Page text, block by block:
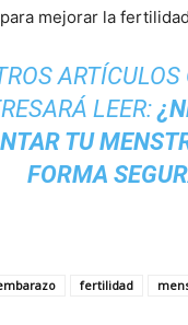
mejorar la
ARTÍCULOS
LEER:
TU
FORMA
fertilidad